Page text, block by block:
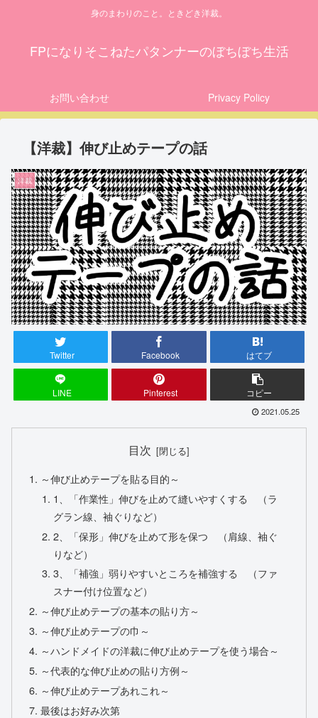
身のまわりのこと。ときどき洋裁。
FPになりそこねたパタンナーのぼちぼち生活
お問い合わせ Privacy Policy
【洋裁】伸び止めテープの話
洋裁
Twitter Facebook はてブ
LINE Pinterest コピー
2021.05.25
目次
～伸び止めテープを貼る目的～
1、「作業性」伸びを止めて縫いやすくする （ラ
グラン線、袖ぐりなど）
2、「保形」伸びを止めて形を保つ （肩線、袖ぐ
りなど）
3、「補強」弱りやすいところを補強する （ファ
スナー付け位置など）
～伸び止めテープの基本の貼り方～
～伸び止めテープの巾～
～ハンドメイドの洋裁に伸び止めテープを使う場合～
～代表的な伸び止めの貼り方例～
～伸び止めテープあれこれ～
最後はお好み次第